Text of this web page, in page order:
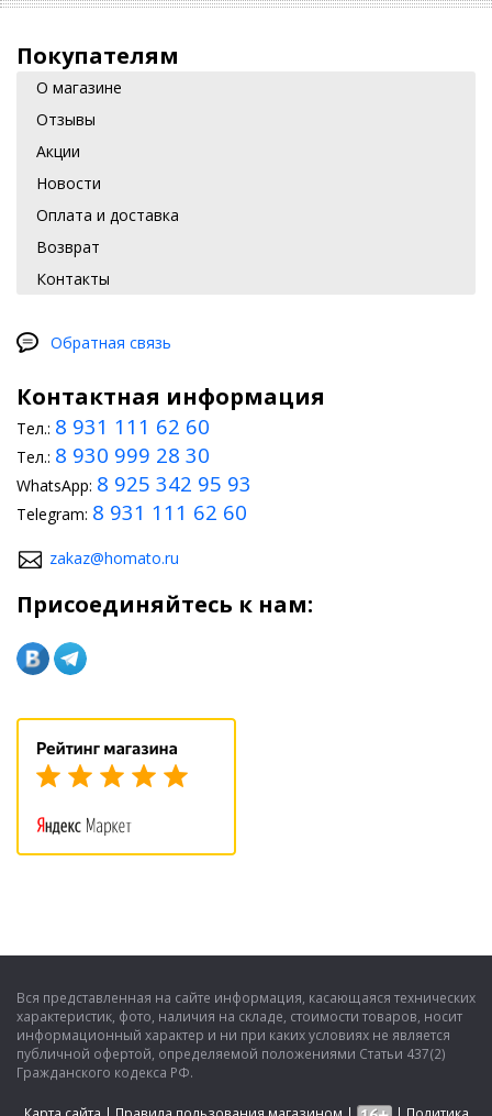
Покупателям
О магазине
Отзывы
Акции
Новости
Оплата и доставка
Возврат
Контакты
Обратная связь
Контактная информация
Тел.: 8 931 111 62 60
Тел.: 8 930 999 28 30
WhatsApp: 8 925 342 95 93
Telegram: 8 931 111 62 60
zakaz@homato.ru
Присоединяйтесь к нам:
Вся представленная на сайте информация, касающаяся технических
характеристик, фото, наличия на складе, стоимости товаров, носит
информационный характер и ни при каких условиях не является
публичной офертой, определяемой положениями Статьи 437(2)
Гражданского кодекса РФ.